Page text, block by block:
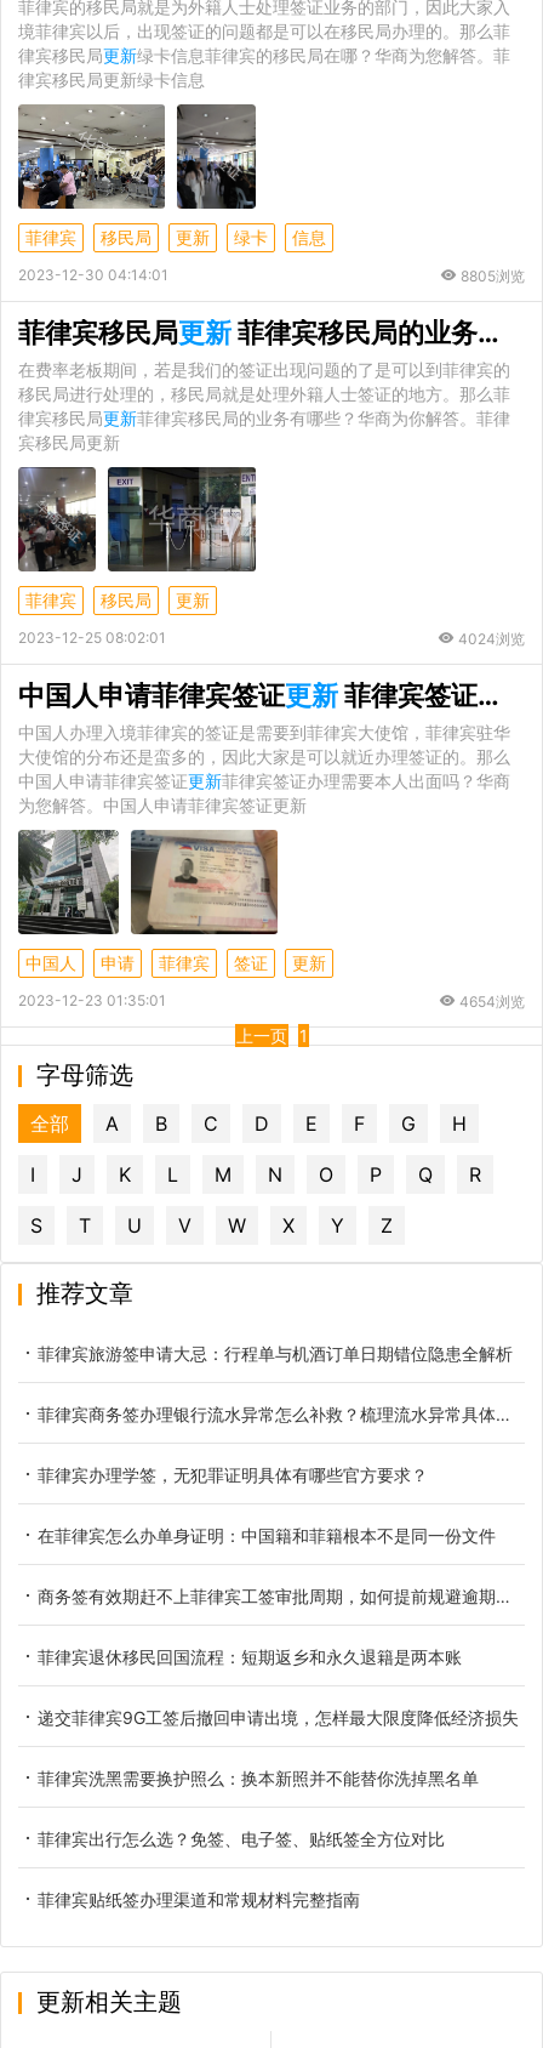
菲律宾的移民局就是为外籍人士处理签证业务的部门，因此大家入
境菲律宾以后，出现签证的问题都是可以在移民局办理的。那么菲
律宾移民局更新绿卡信息菲律宾的移民局在哪？华商为您解答。菲
律宾移民局更新绿卡信息
菲律宾 移民局 更新 绿卡 信息
2023-12-30 04:14:01 8805浏览
菲律宾移民局更新菲律宾移民局的业务有哪些
在费率老板期间，若是我们的签证出现问题的了是可以到菲律宾的
移民局进行处理的，移民局就是处理外籍人士签证的地方。那么菲
律宾移民局更新菲律宾移民局的业务有哪些？华商为你解答。菲律
宾移民局更新
菲律宾 移民局 更新
2023-12-25 08:02:01 4024浏览
中国人申请菲律宾签证更新菲律宾签证办理需要本人出面吗
中国人办理入境菲律宾的签证是需要到菲律宾大使馆，菲律宾驻华
大使馆的分布还是蛮多的，因此大家是可以就近办理签证的。那么
中国人申请菲律宾签证更新菲律宾签证办理需要本人出面吗？华商
为您解答。中国人申请菲律宾签证更新
中国人 申请 菲律宾 签证 更新
2023-12-23 01:35:01 4654浏览
上一页 1
字母筛选
全部 A B C D E F G H
I J K L M N O P Q R
S T U V W X Y Z
推荐文章
菲律宾旅游签申请大忌：行程单与机酒订单日期错位隐患全解析
菲律宾商务签办理银行流水异常怎么补救？梳理流水异常具体类型
菲律宾办理学签，无犯罪证明具体有哪些官方要求？
在菲律宾怎么办单身证明：中国籍和菲籍根本不是同一份文件
商务签有效期赶不上菲律宾工签审批周期，如何提前规避逾期滞留
菲律宾退休移民回国流程：短期返乡和永久退籍是两本账
递交菲律宾9G工签后撤回申请出境，怎样最大限度降低经济损失
菲律宾洗黑需要换护照么：换本新照并不能替你洗掉黑名单
菲律宾出行怎么选？免签、电子签、贴纸签全方位对比
菲律宾贴纸签办理渠道和常规材料完整指南
更新相关主题